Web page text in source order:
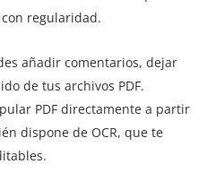
regularidad.
añadir comentarios, dejar
de tus archivos PDF.
PDF directamente a partir
dispone de OCR, que te